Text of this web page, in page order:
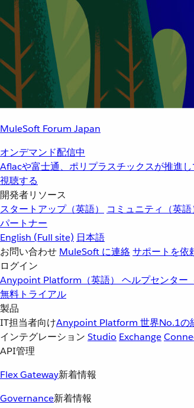
MuleSoft Forum Japan
オンデマンド配信中
Aflacや富士通、ポリプラスチックスが推進
視聴する
開発者リソース
スタートアップ（英語）
コミュニティ（英語
パートナー
English (Full site) 日本語
お問い合わせ MuleSoft に連絡サポートを依
ログイン
Anypoint Platform（英語） ヘルプセンター
無料トライアル
製品
IT担当者向けAnypoint Platform 世界No.1の
インテグレーション Studio Exchange
API管理
Flex Gateway新着情報
Governance新着情報